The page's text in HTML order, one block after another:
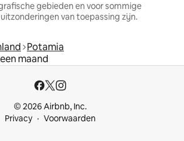
gebieden en voor sommige
van toepassing zijn.
Potamia
maand
© 2026 Airbnb, Inc.
Privacy
Voorwaarden